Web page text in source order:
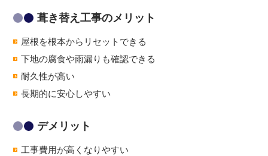
葺き替え工事のメリット
屋根を根本からリセットできる
下地の腐食や雨漏りも確認できる
耐久性が高い
長期的に安心しやすい
デメリット
工事費用が高くなりやすい